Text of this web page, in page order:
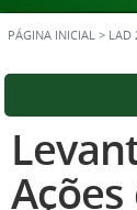
PÁGINA INICIAL > LAD
Ações